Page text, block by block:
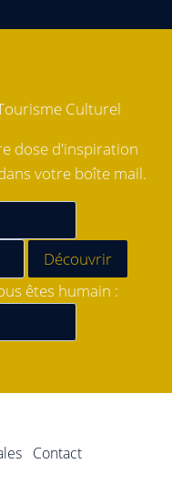
Culturel
dose d'inspiration
votre boîte mail.
êtes humain :
Contact